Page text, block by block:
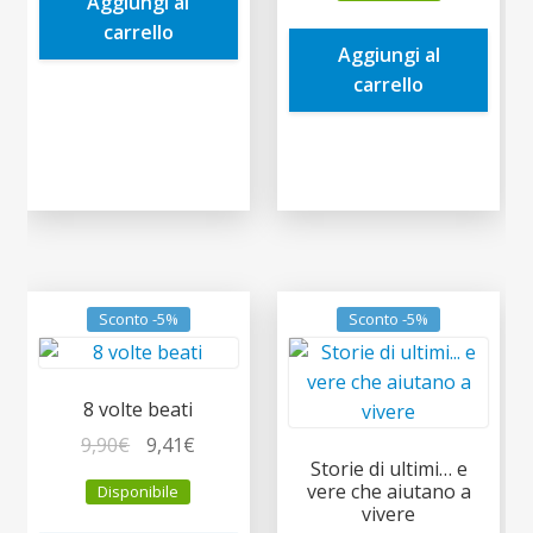
14,90€.
carrello
era:
7,00€.
è:
Aggiungi al
carrello
Sconto -5%
8 volte beati
9,90€
prezzo
originale
9,41€
Disponibile
Sconto -5%
Storie di ultimi… e
vere che aiutano a
vivere